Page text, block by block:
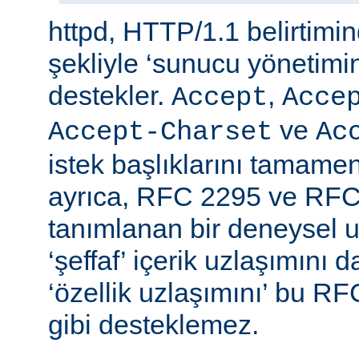
httpd, HTTP/1.1
şekliyle ‘sunucu
destekler. Accept,
Accept-Charset ve
istek başlıklarını
ayrıca, RFC 2295 ve
tanımlanan bir deneysel
‘şeffaf’ içerik uzlaşımını
‘özellik uzlaşımını’ bu
gibi desteklemez.